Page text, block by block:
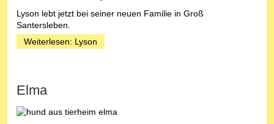
Lyson lebt jetzt bei seiner neuen Familie in Groß
Santersleben.
Weiterlesen: Lyson
Elma